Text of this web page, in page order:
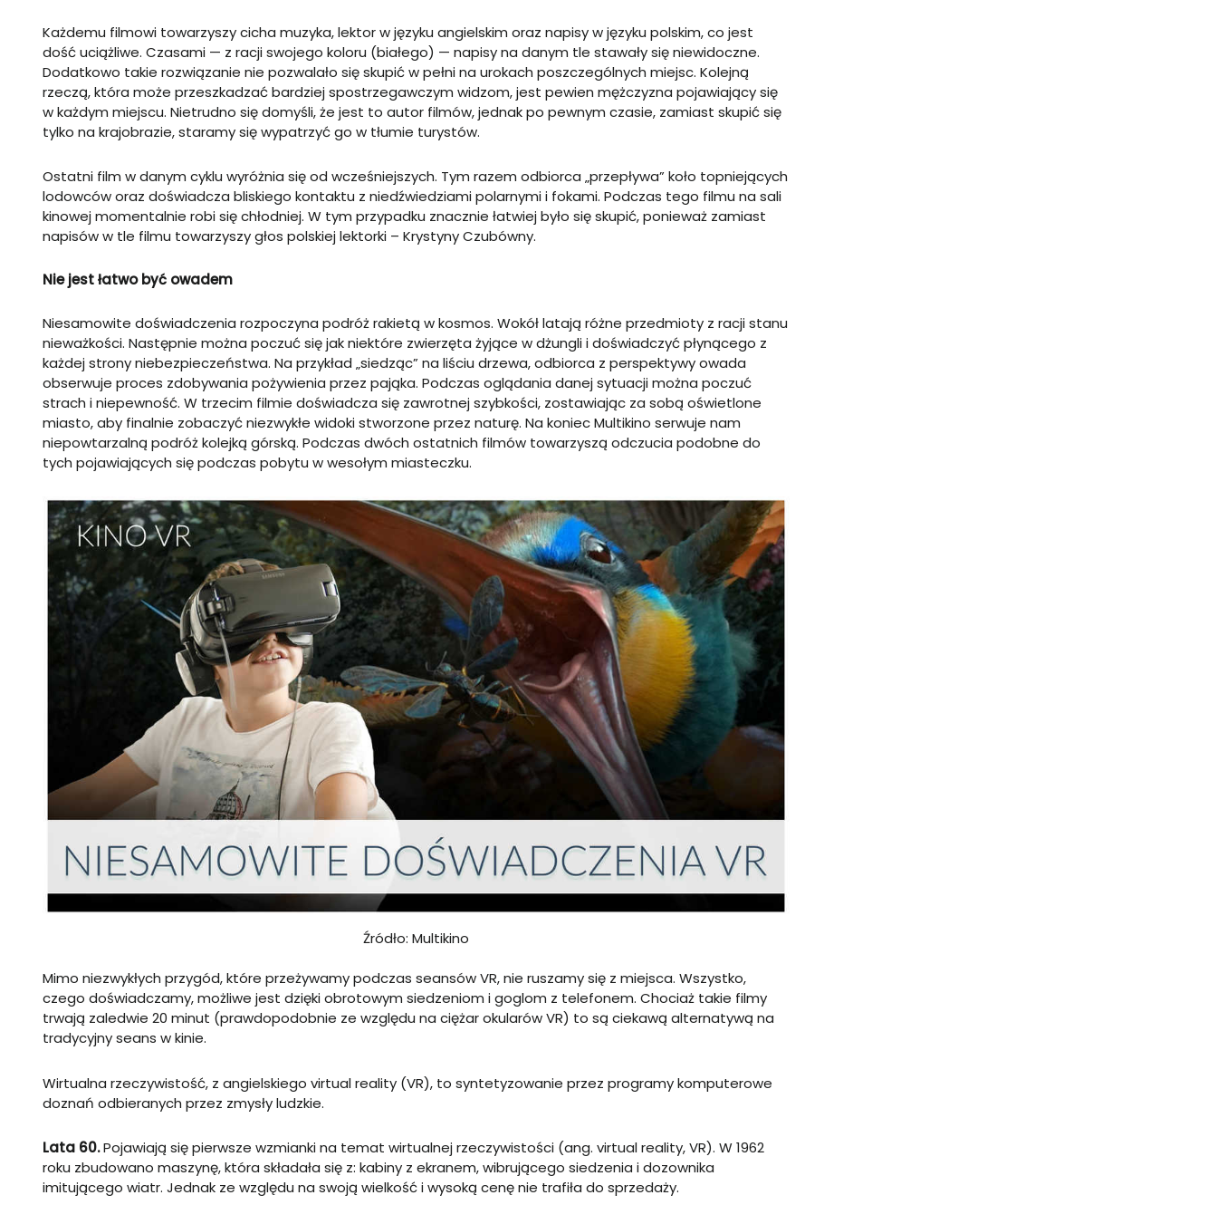
Każdemu filmowi towarzyszy cicha muzyka, lektor w języku angielskim oraz napisy w języku polskim, co jest
dość uciążliwe. Czasami — z racji swojego koloru (białego) — napisy na danym tle stawały się niewidoczne.
Dodatkowo takie rozwiązanie nie pozwalało się skupić w pełni na urokach poszczególnych miejsc. Kolejną
rzeczą, która może przeszkadzać bardziej spostrzegawczym widzom, jest pewien mężczyzna pojawiający się
w każdym miejscu. Nietrudno się domyśli, że jest to autor filmów, jednak po pewnym czasie, zamiast skupić się
tylko na krajobrazie, staramy się wypatrzyć go w tłumie turystów.
Ostatni film w danym cyklu wyróżnia się od wcześniejszych. Tym razem odbiorca „przepływa” koło topniejących
lodowców oraz doświadcza bliskiego kontaktu z niedźwiedziami polarnymi i fokami. Podczas tego filmu na sali
kinowej momentalnie robi się chłodniej. W tym przypadku znacznie łatwiej było się skupić, ponieważ zamiast
napisów w tle filmu towarzyszy głos polskiej lektorki – Krystyny Czubówny.
Nie jest łatwo być owadem
Niesamowite doświadczenia rozpoczyna podróż rakietą w kosmos. Wokół latają różne przedmioty z racji stanu
nieważkości. Następnie można poczuć się jak niektóre zwierzęta żyjące w dżungli i doświadczyć płynącego z
każdej strony niebezpieczeństwa. Na przykład „siedząc” na liściu drzewa, odbiorca z perspektywy owada
obserwuje proces zdobywania pożywienia przez pająka. Podczas oglądania danej sytuacji można poczuć
strach i niepewność. W trzecim filmie doświadcza się zawrotnej szybkości, zostawiając za sobą oświetlone
miasto, aby finalnie zobaczyć niezwykłe widoki stworzone przez naturę. Na koniec Multikino serwuje nam
niepowtarzalną podróż kolejką górską. Podczas dwóch ostatnich filmów towarzyszą odczucia podobne do
tych pojawiających się podczas pobytu w wesołym miasteczku.
Źródło: Multikino
Mimo niezwykłych przygód, które przeżywamy podczas seansów VR, nie ruszamy się z miejsca. Wszystko,
czego doświadczamy, możliwe jest dzięki obrotowym siedzeniom i goglom z telefonem. Chociaż takie filmy
trwają zaledwie 20 minut (prawdopodobnie ze względu na ciężar okularów VR) to są ciekawą alternatywą na
tradycyjny seans w kinie.
Wirtualna rzeczywistość, z angielskiego virtual reality (VR), to syntetyzowanie przez programy komputerowe
doznań odbieranych przez zmysły ludzkie.
Lata 60.Pojawiają się pierwsze wzmianki na temat wirtualnej rzeczywistości (ang. virtual reality, VR). W 1962
roku zbudowano maszynę, która składała się z: kabiny z ekranem, wibrującego siedzenia i dozownika
imitującego wiatr. Jednak ze względu na swoją wielkość i wysoką cenę nie trafiła do sprzedaży.